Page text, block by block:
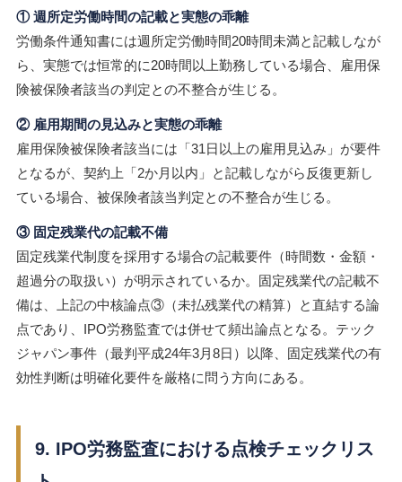
① 週所定労働時間の記載と実態の乖離
労働条件通知書には週所定労働時間20時間未満と記載しなが
ら、実態では恒常的に20時間以上勤務している場合、雇用保
険被保険者該当の判定との不整合が生じる。
② 雇用期間の見込みと実態の乖離
雇用保険被保険者該当には「31日以上の雇用見込み」が要件
となるが、契約上「2か月以内」と記載しながら反復更新し
ている場合、被保険者該当判定との不整合が生じる。
③ 固定残業代の記載不備
固定残業代制度を採用する場合の記載要件（時間数・金額・
超過分の取扱い）が明示されているか。固定残業代の記載不
備は、上記の中核論点③（未払残業代の精算）と直結する論
点であり、IPO労務監査では併せて頻出論点となる。テック
ジャパン事件（最判平成24年3月8日）以降、固定残業代の有
効性判断は明確化要件を厳格に問う方向にある。
9. IPO労務監査における点検チェックリス